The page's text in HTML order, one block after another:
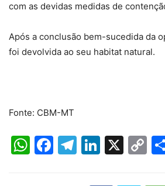
com as devidas medidas de
Após a conclusão bem-sucedida da
foi devolvida ao seu habitat natural.
Fonte: CBM-MT
WhatsApp
Facebook
Telegram
X